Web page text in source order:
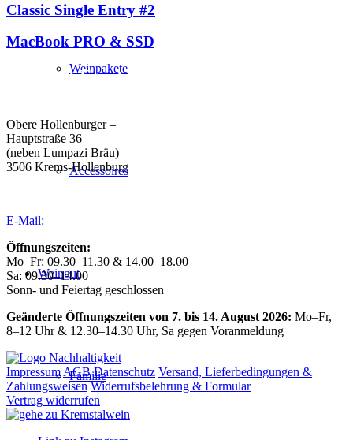
Weinpakete
Accessoires
Weingut
Familie
Classic Single Entry #2
MacBook PRO & SSD
Weingut Forstreiter GmbH
Obere Hollenburger –
Hauptstraße 36
(neben Lumpazi Bräu)
3506 Krems-Hollenburg
E-Mail:
Öffnungszeiten:
Mo–Fr: 09.30–11.30 & 14.00–18.00
Sa: 09.30–14.00
Sonn- und Feiertag geschlossen
Geänderte Öffnungszeiten von 7. bis 14. August 2026: Mo–Fr,
8–12 Uhr & 12.30–14.30 Uhr, Sa gegen Voranmeldung
Impressum AGB Datenschutz Versand, Lieferbedingungen &
Zahlungsweisen Widerrufsbelehrung & Formular
Vertrag widerrufen